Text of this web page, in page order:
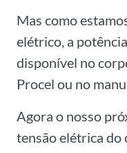
Mas como
elétrico, a
disponível no
Procel ou no
Agora o nosso
tensão elétrica do